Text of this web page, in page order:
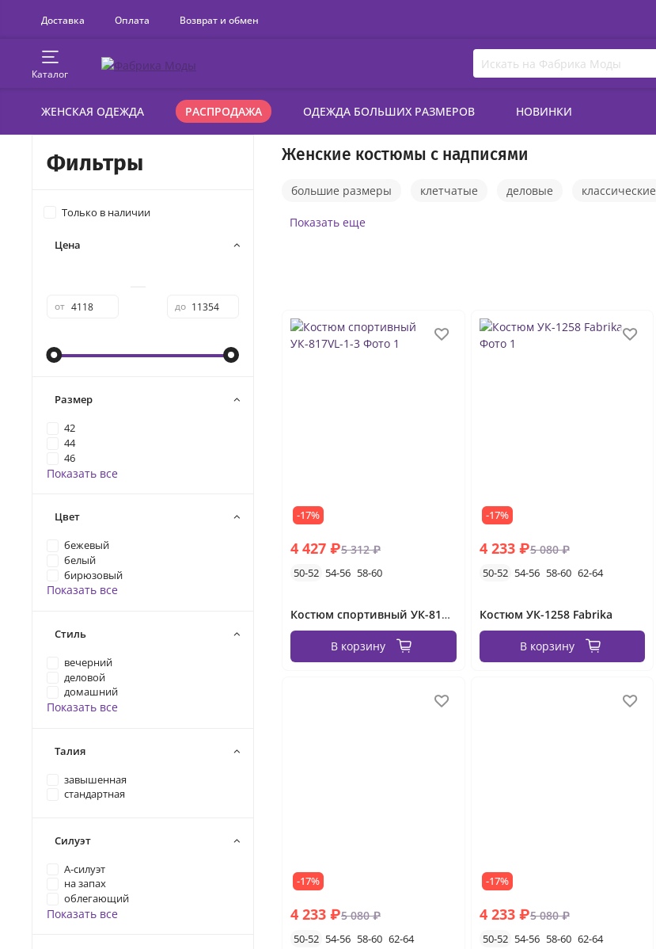
Доставка Оплата Возврат и обмен
Каталог
ЖЕНСКАЯ ОДЕЖДА РАСПРОДАЖА ОДЕЖДА БОЛЬШИХ РАЗМЕРОВ НОВИНКИ
Женские костюмы с надписями
большие размеры клетчатые деловые классические
оверсайз
Показать еще
-17%
4 427 ₽5 312 ₽
50-52 54-56 58-60
Костюм спортивный УК-817VL-1-3
В корзину
-17%
4 233 ₽5 080 ₽
50-52 54-56 58-60 62-64
Костюм УК-1258 Fabrika
В корзину
-17%
4 233 ₽5 080 ₽
50-52 54-56 58-60 62-64
-17%
4 233 ₽5 080 ₽
50-52 54-56 58-60 62-64
Фильтры
Только в наличии
Цена
от до
Размер
42
44
46
Показать все
Цвет
бежевый
белый
бирюзовый
Показать все
Стиль
вечерний
деловой
домашний
Показать все
Талия
завышенная
стандартная
Силуэт
А-силуэт
на запах
облегающий
Показать все